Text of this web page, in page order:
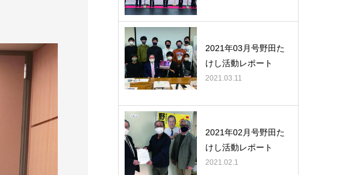
2021年03月号野田た
けし活動レポート
2021.03.11
2021年02月号野田た
けし活動レポート
2021.02.1